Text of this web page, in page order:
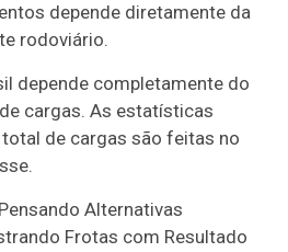
depende diretamente da
rodoviário.
depende completamente do
cargas. As estatísticas
de cargas são feitas no
Alternativas
Frotas com Resultado